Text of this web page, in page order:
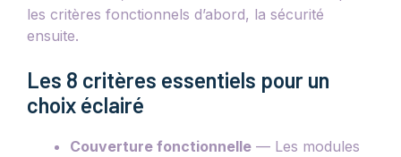
les critères fonctionnels d’abord, la sécurité
ensuite.
Les 8 critères essentiels pour un
choix éclairé
Couverture fonctionnelle — Les modules